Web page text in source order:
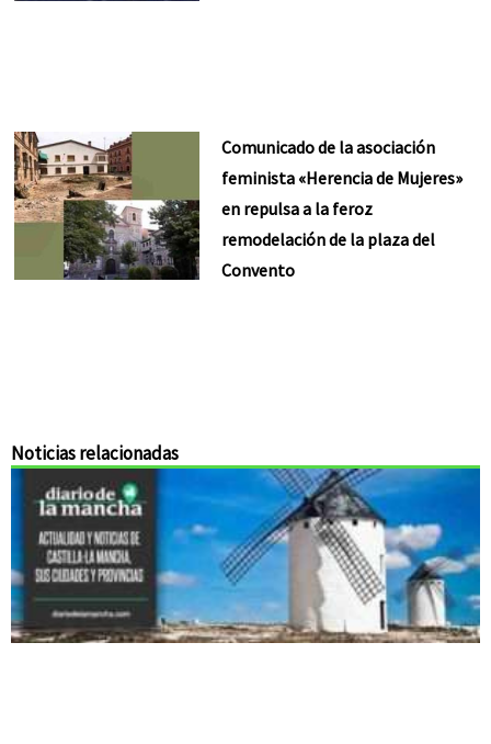
Comunicado de la asociación
feminista «Herencia de Mujeres»
en repulsa a la feroz
remodelación de la plaza del
Convento
Noticias relacionadas